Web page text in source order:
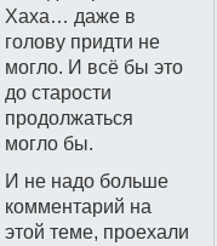
Хаха… даже в
голову придти не
могло. И всё бы это
до старости
продолжаться
могло бы.
И не надо больше
комментарий на
этой теме, проехали